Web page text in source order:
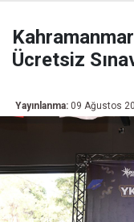
Ücretsiz
Yayınlanma: 09 Ağustos